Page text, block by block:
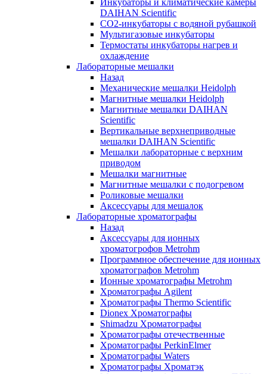
DAIHAN Scientific
CO2-инкубаторы с водяной рубашкой
Мультигазовые инкубаторы
Термостаты инкубаторы нагрев и
охлаждение
Лабораторные мешалки
Назад
Механические мешалки Heidolph
Магнитные мешалки Heidolph
Магнитные мешалки DAIHAN
Scientific
Вертикальные верхнеприводные
мешалки DAIHAN Scientific
Мешалки лабораторные с верхним
приводом
Мешалки магнитные
Магнитные мешалки с подогревом
Роликовые мешалки
Аксессуары для мешалок
Лабораторные хроматографы
Назад
Аксессуары для ионных
хроматогрофов Metrohm
Программное обеспечение для ионных
хроматографов Metrohm
Ионные хроматографы Metrohm
Хроматографы Agilent
Хроматографы Thermo Scientific
Dionex Хроматографы
Shimadzu Хроматографы
Хроматографы отечественные
Хроматографы PerkinElmer
Хроматографы Waters
Хроматографы Хроматэк